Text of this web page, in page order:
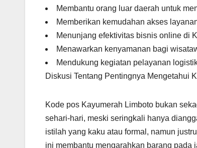
Membantu orang luar daerah untuk
Memberikan kemudahan akses
Menunjang efektivitas bisnis online di
Menawarkan kenyamanan bagi
Mendukung kegiatan pelayanan
Diskusi Tentang Pentingnya Mengetahui
Kode pos Kayumerah Limboto bukan
sehari-hari, meski seringkali hanya
istilah yang kaku atau formal, namun
ini membantu mengarahkan barang pada